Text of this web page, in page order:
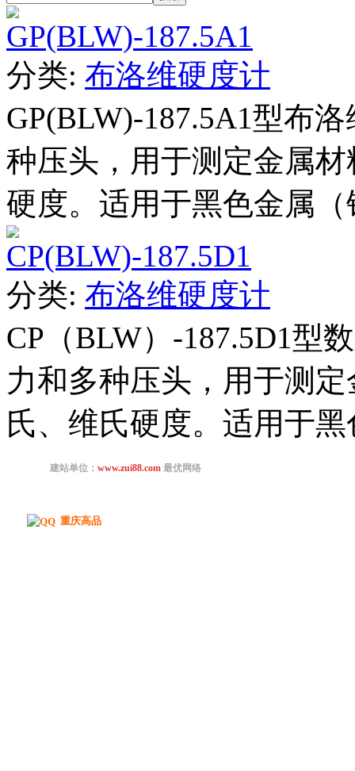
GP(BLW)-187.5A1
分类: 布洛维硬度计
GP(BLW)-187.5A1型布
种压头，用于测定金属
硬度。适用于黑色金属
CP(BLW)-187.5D1
分类: 布洛维硬度计
CP（BLW）-187.5D1型
力和多种压头，用于测
氏、维氏硬度。适用于
重庆高品